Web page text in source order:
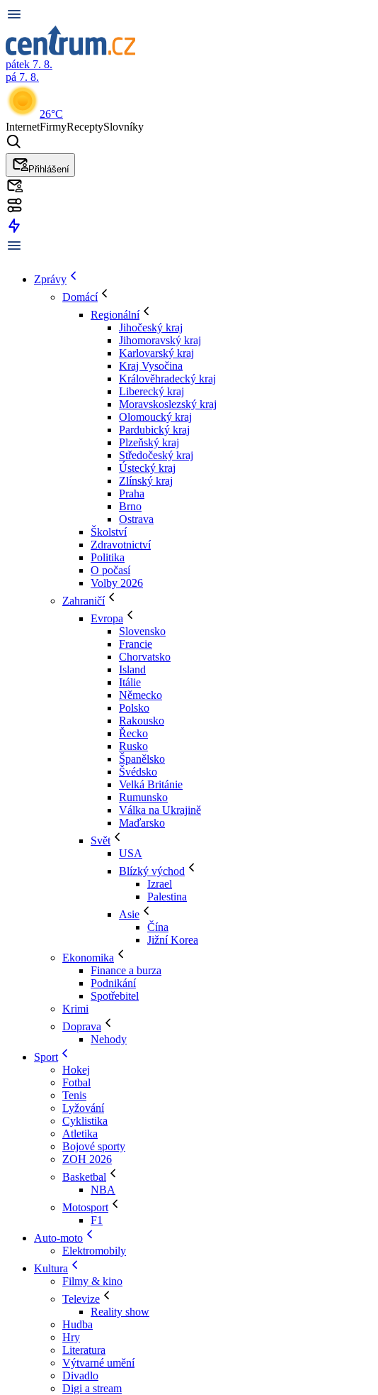
pátek 7. 8.
pá 7. 8.
26°C
InternetFirmyReceptySlovníky
Přihlášení
Zprávy
Domácí
Regionální
Jihočeský kraj
Jihomoravský kraj
Karlovarský kraj
Kraj Vysočina
Králověhradecký kraj
Liberecký kraj
Moravskoslezský kraj
Olomoucký kraj
Pardubický kraj
Plzeňský kraj
Středočeský kraj
Ústecký kraj
Zlínský kraj
Praha
Brno
Ostrava
Školství
Zdravotnictví
Politika
O počasí
Volby 2026
Zahraničí
Evropa
Slovensko
Francie
Chorvatsko
Island
Itálie
Německo
Polsko
Rakousko
Řecko
Rusko
Španělsko
Švédsko
Velká Británie
Rumunsko
Válka na Ukrajině
Maďarsko
Svět
USA
Blízký východ
Izrael
Palestina
Asie
Čína
Jižní Korea
Ekonomika
Finance a burza
Podnikání
Spotřebitel
Krimi
Doprava
Nehody
Sport
Hokej
Fotbal
Tenis
Lyžování
Cyklistika
Atletika
Bojové sporty
ZOH 2026
Basketbal
NBA
Motosport
F1
Auto-moto
Elektromobily
Kultura
Filmy & kino
Televize
Reality show
Hudba
Hry
Literatura
Výtvarné umění
Divadlo
Digi a stream